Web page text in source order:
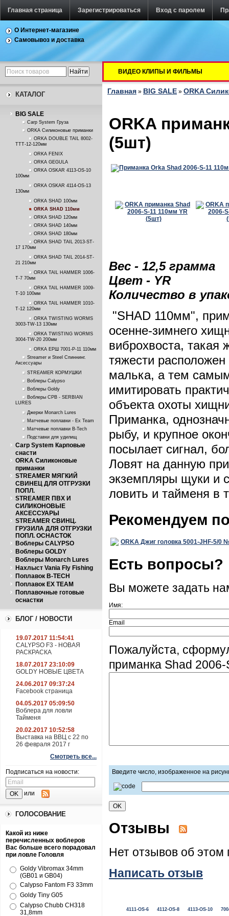
Главная страница Зарегистрироваться Вход с паролем
О Интернет-магазине
Самовывоз и доставка
КАТАЛОГ
BIG SALE
Carp System Груза
ORKA Силиконовые приманки
ORKA DOUBLE TAIL 8002-
TTT-12-120мм
ORKA FENIX
ORKA GEGULA
ORKA OSKAR 4113-OS-10
100мм
ORKA OSKAR 4114-OS-13
130мм
ORKA SHAD 100мм
ORKA SHAD 110мм
ORKA SHAD 120мм
ORKA SHAD 140мм
ORKA SHAD 180мм
ORKA SHAD TAIL 2013-ST-
17 170мм
ORKA SHAD TAIL 2014-ST-
21 210мм
ORKA TAIL HAMMER 1006-
T-7 70мм
ORKA TAIL HAMMER 1009-
T-10 100мм
ORKA TAIL HAMMER 1010-
T-12 120мм
ORKA TWISTING WORMS
3003-TW-13 130мм
ORKA TWISTING WORMS
3004-TW-20 200мм
ORKA ЕРШ 7001-P-11 110мм
Streamer и Steel Спиннинг.
Аксессуары
STREAMER КОРМУШКИ
Воблеры Calypso
Воблеры Goldy
Воблеры СРВ - SERBIAN
LURES
Джерки Monarch Lures
Матчевые поплавки - Ex Team
Матчевые поплавки B-Tech
Подставки для удилищ
Carp System Карповые
снасти
ORKA Силиконовые
приманки
STREAMER МЯГКИЙ
СВИНЕЦ ДЛЯ ОТГРУЗКИ
ПОПЛ.
STREAMER ПВХ И
СИЛИКОНОВЫЕ
АКСЕССУАРЫ
STREAMER СВИНЦ.
ГРУЗИЛА ДЛЯ ОТГРУЗКИ
ПОПЛ. ОСНАСТОК
Воблеры CALYPSO
Воблеры GOLDY
Воблеры Monarch Lures
Нахлыст Vania Fly Fishing
Поплавок B-TECH
Поплавок EX TEAM
Поплавочные готовые
оснастки
БЛОГ / НОВОСТИ
19.07.2017 11:54:41
CALYPSO F3 - НОВАЯ
РАСКРАСКА
18.07.2017 23:10:09
GOLDY НОВЫЕ ЦВЕТА
24.06.2017 09:37:24
Facebook страница
04.05.2017 05:09:50
Воблера для ловли
Тайменя
20.02.2017 10:52:58
Выставка на ВВЦ с 22 по
26 февраля 2017 г
Смотреть все...
Подписаться на новости:
или
ГОЛОСОВАНИЕ
Какой из ниже
перечисленных воблеров
Вас больше всего порадовал
при ловле Головля
Goldy Vibromax 34mm
(GB01 и GB04)
Calypso Fantom F3 33mm
Goldy Tiny G05
Calypso Chubb CH318
31,8mm
ВИДЕО КЛИПЫ И ФИЛЬМЫ
Главная » BIG SALE » ORKA
ORKA
(5шт)
Вес - 12,5 грамма
Цвет - YR
Количество в
"SHAD 110мм",
осенне-зимнего
виброхвоста, такая
тяжести
малька, а тем
имитировать
объекта охоты
Приманка,
рыбу, и крупное
посылает сигнал,
Ловят на данную
экземпляры щуки и
ловить и тайменя в
Рекомендуем
ORKA Джиг головка 5001-JHF-5/0
Есть вопросы?
Вы можете задать
Имя:
Email
Пожалуйста,
приманка Shad
Введите число, изображенное на
Отзывы
Нет отзывов об этом
Написать отзыв
4111-OS-6 4112-OS-8 4113-OS-10